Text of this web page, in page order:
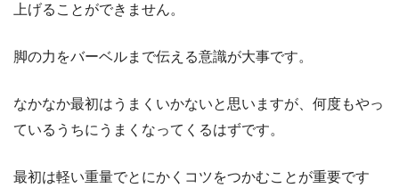
上げることができません。
脚の力をバーベルまで伝える意識が大事です。
なかなか最初はうまくいかないと思いますが、何度もやっ
ているうちにうまくなってくるはずです。
最初は軽い重量でとにかくコツをつかむことが重要です